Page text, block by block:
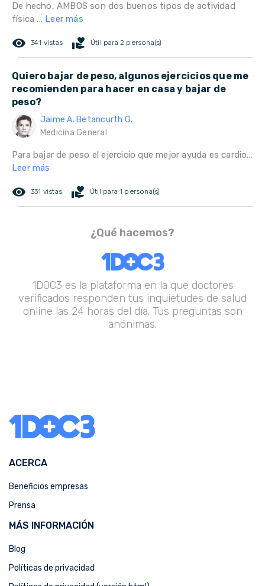
De hecho, AMBOS son dos buenos tipos de actividad
física ... Leer más
remove_red_eye 341 vistas volunteer_activism Útil para 2 persona(s)
Quiero bajar de peso, algunos ejercicios que me
recomienden para hacer en casa y bajar de
peso?
Jaime A. Betancurth G.
Medicina General
Para bajar de peso el ejercicio que mejor ayuda es cardio...
Leer más
remove_red_eye 331 vistas volunteer_activism Útil para 1 persona(s)
¿Qué hacemos?
1DOC3 es la plataforma en la que doctores
verificados responden tus inquietudes de salud
online las 24 horas del día. Tus preguntas son
anónimas.
ACERCA
Beneficios empresas
Prensa
MÁS INFORMACIÓN
Blog
Políticas de privacidad